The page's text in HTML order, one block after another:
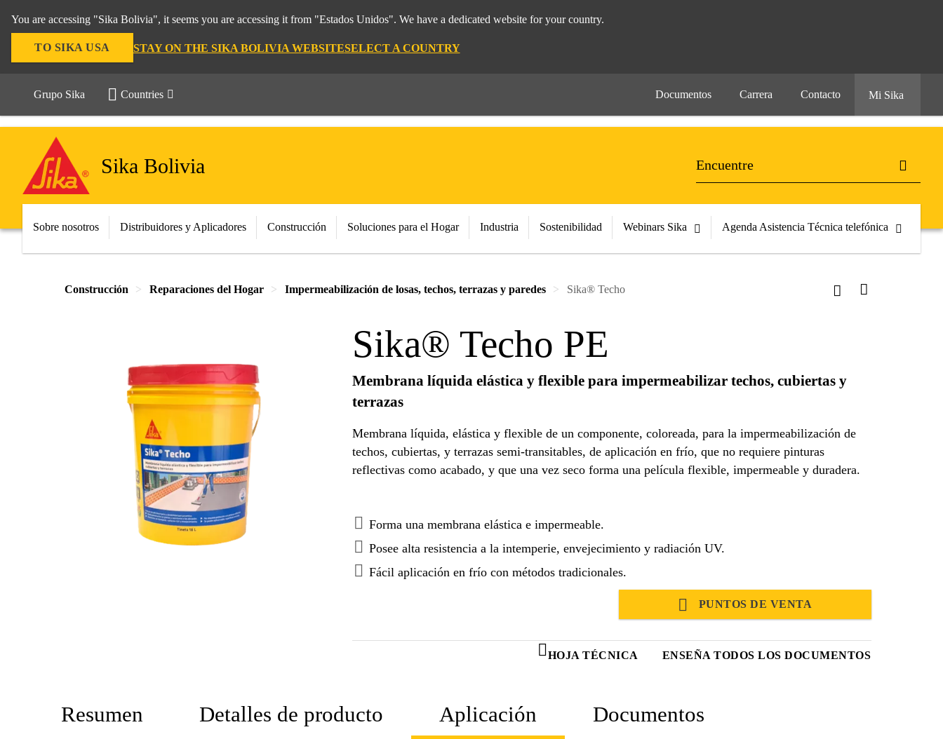
You are accessing "Sika Bolivia", it seems you are accessing it from "Estados Unidos". We have a dedicated website for your country.
TO SIKA USA STAY ON THE SIKA BOLIVIA WEBSITESELECT A COUNTRY
Grupo Sika Countries Documentos Carrera Contacto Mi Sika
Sika Bolivia
Sobre nosotros Distribuidores y Aplicadores Construcción Soluciones para el Hogar Industria Sostenibilidad Webinars Sika Agenda Asistencia Técnica telefónica
Construcción Reparaciones del Hogar Impermeabilización de losas, techos, terrazas y paredes Sika® Techo
Sika® Techo PE
Membrana líquida elástica y flexible para impermeabilizar techos, cubiertas y
terrazas
Membrana líquida, elástica y flexible de un componente, coloreada, para la impermeabilización de
techos, cubiertas, y terrazas semi-transitables, de aplicación en frío, que no requiere pinturas
reflectivas como acabado, y que una vez seco forma una película flexible, impermeable y duradera.
Forma una membrana elástica e impermeable.
Posee alta resistencia a la intemperie, envejecimiento y radiación UV.
Fácil aplicación en frío con métodos tradicionales.
PUNTOS DE VENTA
HOJA TÉCNICA ENSEÑA TODOS LOS DOCUMENTOS
Resumen Detalles de producto Aplicación Documentos